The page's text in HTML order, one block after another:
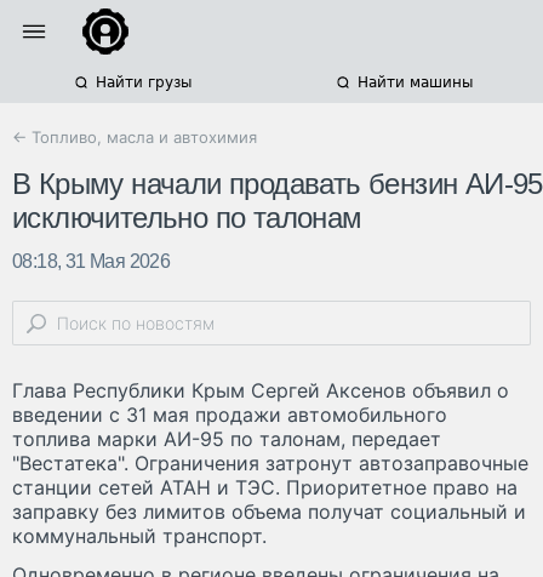
Найти грузы Найти машины
← Топливо, масла и автохимия
В Крыму начали продавать бензин АИ-95
исключительно по талонам
08:18, 31 Мая 2026
Глава Республики Крым Сергей Аксенов объявил о
введении с 31 мая продажи автомобильного
топлива марки АИ-95 по талонам, передает
"Вестатека". Ограничения затронут автозаправочные
станции сетей АТАН и ТЭС. Приоритетное право на
заправку без лимитов объема получат социальный и
коммунальный транспорт.